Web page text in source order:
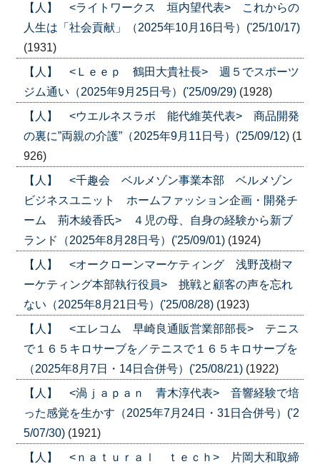
【人】 <ライトワークス 垣内望代表> これからの
人生は「社会貢献」（2025年10月16日号）('25/10/17)
(1931)
【人】 <Ｌｅｅｐ 鶴田大貴社長> 週５でスポーツ
ジム通い（2025年9月25日号）('25/09/29) (1928)
【人】 <ウエルネスラボ 能代維英代表> 商品開発
の裏に”両親の介護”（2025年9月11日号）('25/09/12) (1
926)
【人】 <千趣会 ベルメゾン事業本部 ベルメゾン
ビジネスユニット ホームファッション企画・開発チ
ーム 荊木綾香氏> ４児の母、自身の経験から新ブ
ランド（2025年8月28日号）('25/09/01) (1924)
【人】 <オークローンマーケティング 浅野茂樹マ
ーケティング本部執行役員> 挑戦と顧客の声を忘れ
ない（2025年8月21日号）('25/08/28) (1923)
【人】 <エレコム 早崎良通販営業部部長> テニス
で１６５キロサーブを／テニスで１６５キロサーブを
（2025年8月7日・14日合併号）('25/08/21) (1922)
【人】 <渦ｊａｐａｎ 青木淳代表> 音響経験で培
った感覚を生かす（2025年7月24日・31日合併号）('2
5/07/30) (1921)
【人】 <ｎａｔｕｒａｌ ｔｅｃｈ> 片岡大和取締